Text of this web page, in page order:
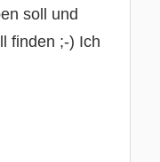
soll und
finden ;-) Ich